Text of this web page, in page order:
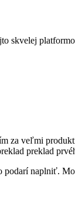
skvelej
za veľmi
preklad
podarí naplniť.